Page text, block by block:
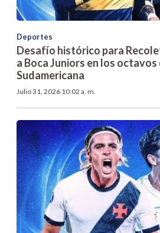
Deportes
Desafío histórico para
a Boca Juniors en los octavos
Sudamericana
Julio 31, 2026 10:02 a. m.